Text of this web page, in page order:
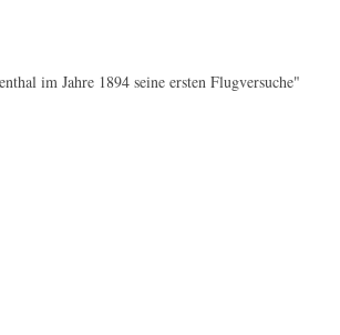
im Jahre 1894 seine ersten Flugversuche"